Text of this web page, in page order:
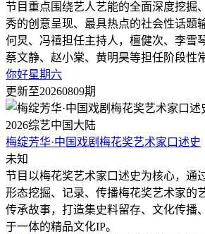
节目重点围绕艺人艺能的全面深度挖掘
秀的创意呈现、最具热点的社会性话题
何炅、冯禧担任主持人，檀健次、李雪
蔡文静、赵小棠、黄明昊等担任阶段性
你好星期六
更新至20260809期
2026综艺中国大陆
梅绽芳华·中国戏剧梅花奖艺术家口述史
未知
节目以梅花奖艺术家口述史为核心，通
形态挖掘、记录、传播梅花奖艺术家的
传承故事，打造集史料留存、文化传播
于一体的精品文化IP。